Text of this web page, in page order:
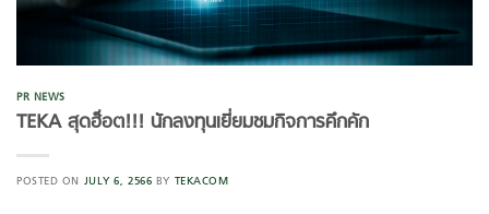
PR NEWS
TEKA สุดฮ็อต!!! นักลงทุนเยี่ยมชมกิจการคึกคัก
POSTED ON JULY 6, 2566 BY TEKACOM